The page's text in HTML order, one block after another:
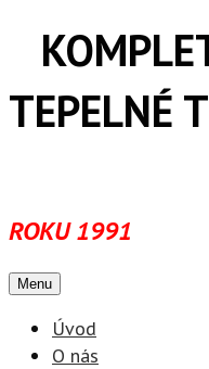
TEPELNÉ
... NA
ROKU 1991
Menu
Úvod
O nás